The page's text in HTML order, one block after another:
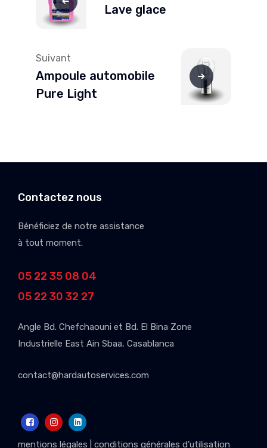
l’articleLave glace
Suivant
Ampoule automobile
Pure Light
Contactez nous
Bénéficiez de notre assistance
à tout moment.
05 22 35 08 04
05 22 30 32 27
Angle Bd. Chefchaouni et Bd. El Bina Zone
Industrielle East Ain Sbaa, Casablanca
contact@hardautoservices.com
mentions légales conditions générales d’utilisation